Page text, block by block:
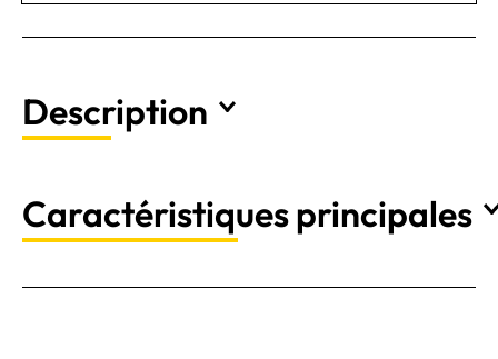
Description
Caractéristiques principales